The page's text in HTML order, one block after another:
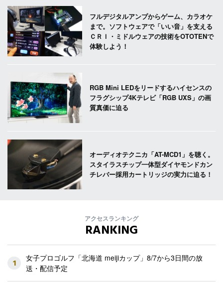
フルデジタルアンプからゲーム、カラオケ
まで。ソフトウェアで「いい音」を支える
ＣＲＩ・ミドルウェアの技術をOTOTENで
体験しよう！
RGB Mini LEDをリードするハイセンスの
フラグシップ4Kテレビ「RGB UXS」の画
質真価に迫る
オーディオテクニカ「AT-MCD1」を聴く。
スタイラスチップ一体型ダイヤモンドカン
チレバー採用カートリッジの実力に迫る！
アクセスランキング
RANKING
1
女子プロゴルフ「北海道 meijiカップ」8/7から3日間の放
送・配信予定